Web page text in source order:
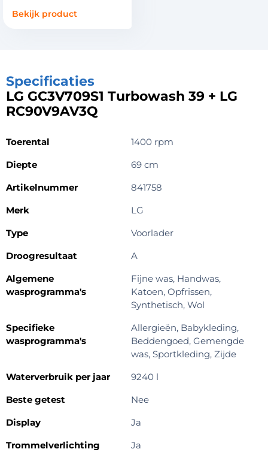
Bekijk product
Specificaties
LG GC3V709S1 Turbowash 39 + LG
RC90V9AV3Q
Toerental
1400 rpm
Diepte
69 cm
Artikelnummer
841758
Merk
LG
Type
Voorlader
Droogresultaat
A
Algemene
wasprogramma's
Fijne was, Handwas,
Katoen, Opfrissen,
Synthetisch, Wol
Specifieke
wasprogramma's
Allergieën, Babykleding,
Beddengoed, Gemengde
was, Sportkleding, Zijde
Waterverbruik per jaar
9240 l
Beste getest
Nee
Display
Ja
Trommelverlichting
Ja